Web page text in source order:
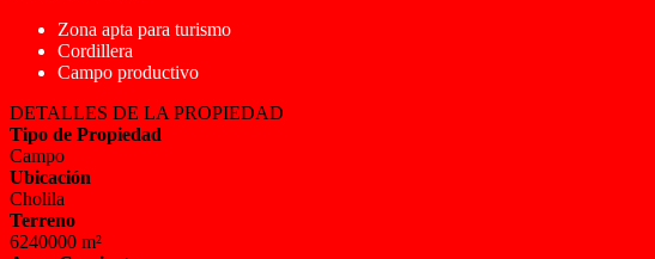
Zona apta para turismo
Cordillera
Campo productivo
DETALLES DE LA PROPIEDAD
Tipo de Propiedad
Campo
Ubicación
Cholila
Terreno
6240000 m²